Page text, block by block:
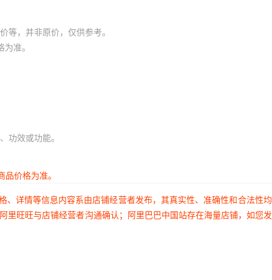
等，并非原价，仅供参考。
准。
功效或功能。
价格为准。
详情等信息内容系由店铺经营者发布，其真实性、准确性和合法性
旺旺与店铺经营者沟通确认；阿里巴巴中国站存在海量店铺，如您